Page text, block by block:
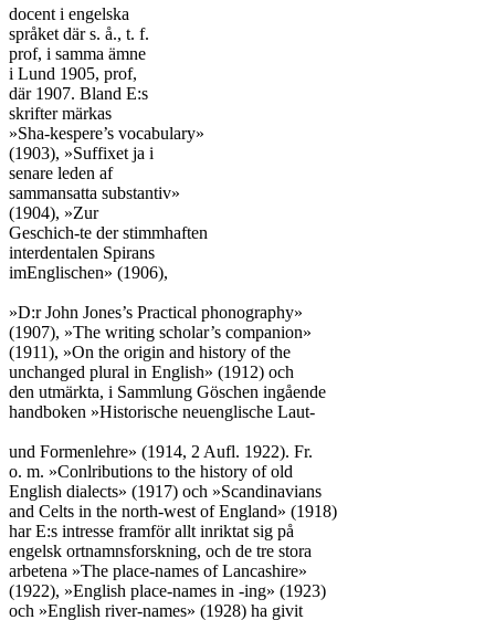
docent i engelska
språket där s. å., t. f.
prof, i samma ämne
i Lund 1905, prof,
där 1907. Bland E:s
skrifter märkas
»Sha-kespere’s vocabulary»
(1903), »Suffixet ja i
senare leden af
sammansatta substantiv»
(1904), »Zur
Geschich-te der stimmhaften
interdentalen Spirans
imEnglischen» (1906),
»D:r John Jones’s Practical phonography»
(1907), »The writing scholar’s companion»
(1911), »On the origin and history of the
unchanged plural in English» (1912) och
den utmärkta, i Sammlung Göschen ingående
handboken »Historische neuenglische Laut-
und Formenlehre» (1914, 2 Aufl. 1922). Fr.
o. m. »Conlributions to the history of old
English dialects» (1917) och »Scandinavians
and Celts in the north-west of England» (1918)
har E:s intresse framför allt inriktat sig på
engelsk ortnamnsforskning, och de tre stora
arbetena »The place-names of Lancashire»
(1922), »English place-names in -ing» (1923)
och »English river-names» (1928) ha givit